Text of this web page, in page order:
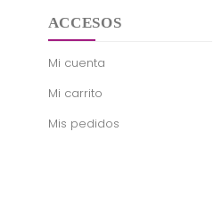
ACCESOS
Mi cuenta
Mi carrito
Mis pedidos